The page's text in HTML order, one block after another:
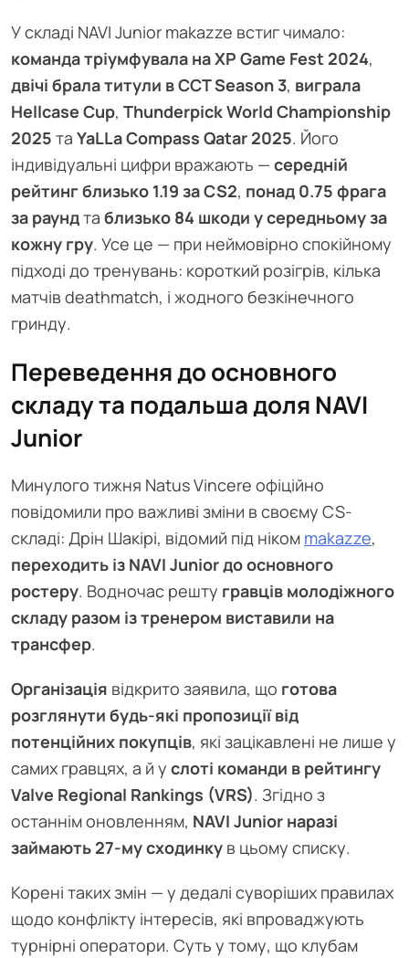
У складі NAVI Junior makazze встиг чимало:
команда тріумфувала на XP Game Fest 2024,
двічі брала титули в CCT Season 3, виграла
Hellcase Cup, Thunderpick World Championship
2025 та YaLLa Compass Qatar 2025. Його
індивідуальні цифри вражають — середній
рейтинг близько 1.19 за CS2, понад 0.75 фрага
за раундта близько 84 шкоди у середньому за
кожну гру. Усе це — при неймовірно спокійному
підході до тренувань: короткий розігрів, кілька
матчів deathmatch, і жодного безкінечного
гринду.
Переведення до основного
складу та подальша доля NAVI
Junior
Минулого тижня Natus Vincere офіційно
повідомили про важливі зміни в своєму CS-
складі: Дрін Шакірі, відомий під ніком makazze,
переходить із NAVI Junior до основного
ростеру. Водночас решту гравців молодіжного
складу разом із тренером виставили на
трансфер.
Організація відкрито заявила, що готова
розглянути будь-які пропозиції від
потенційних покупців, які зацікавлені не лише у
самих гравцях, а й у слоті команди в рейтингу
Valve Regional Rankings (VRS). Згідно з
останнім оновленням, NAVI Junior наразі
займають 27-му сходинку в цьому списку.
Корені таких змін — у дедалі суворіших правилах
щодо конфлікту інтересів, які впроваджують
турнірні оператори. Суть у тому, що клубам